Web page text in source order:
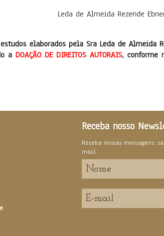
Leda de Almeida Rezende
elaborados pela Sra Leda de Almeida
aDOAÇÃO DE DIREITOS AUTORAIS, conforme
Receba nosso
Receba nossas mensagens,
mail